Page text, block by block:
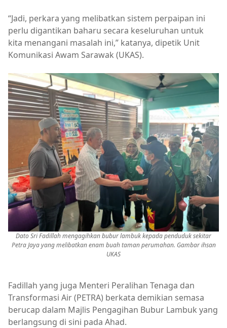
“Jadi, perkara yang melibatkan sistem perpaipan ini
perlu digantikan baharu secara keseluruhan untuk
kita menangani masalah ini,” katanya, dipetik Unit
Komunikasi Awam Sarawak (UKAS).
Dato Sri Fadillah mengagihkan bubur lambuk kepada penduduk sekitar
Petra Jaya yang melibatkan enam buah taman perumahan. Gambar ihsan
UKAS
Fadillah yang juga Menteri Peralihan Tenaga dan
Transformasi Air (PETRA) berkata demikian semasa
berucap dalam Majlis Pengagihan Bubur Lambuk yang
berlangsung di sini pada Ahad.